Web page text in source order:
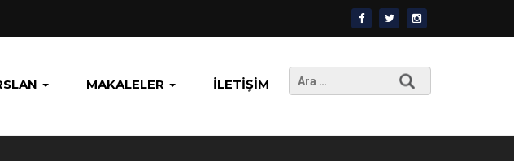
MAKALELER İLETIŞIM
Arama: